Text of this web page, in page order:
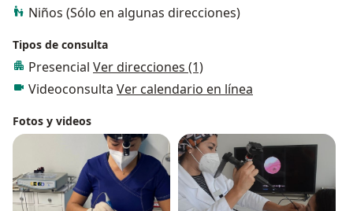
Niños (Sólo en algunas direcciones)
Tipos de consulta
Presencial Ver direcciones (1)
Videoconsulta Ver calendario en línea
Fotos y videos